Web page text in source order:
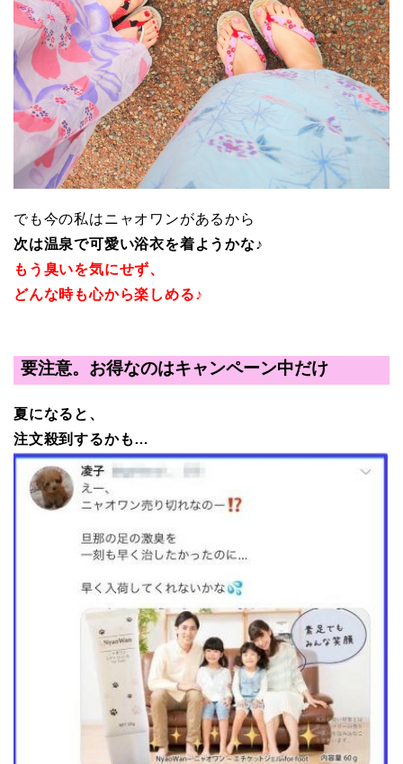
でも今の私はニャオワンがあるから
次は温泉で可愛い浴衣を着ようかな♪
もう臭いを気にせず、
どんな時も心から楽しめる♪
要注意。お得なのはキャンペーン中だけ
夏になると、
注文殺到するかも…